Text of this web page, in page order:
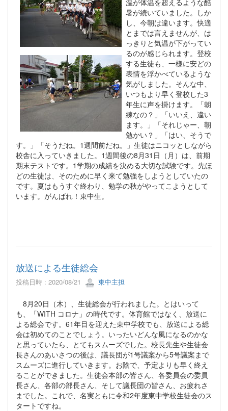
温が体温を超えるような酷
暑が続いていました。しか
し、今朝は違います。快適
とまでは言えませんが、は
っきりと気温が下がってい
るのが感じられます。登校
する生徒も、一様に安どの
表情を浮かべているような
気がしました。そんな中、
いつもより早く登校した3
年生に声を掛けます。「朝
練なの？」「いいえ、違い
ます。」「それじゃー、朝
勉かい？」「はい、そうで
す。」「そうだね。1週間前だね。」生徒はニコッとしながら
校舎に入っていきました。1週間後の8月31日（月）は、前期
期末テストです。1学期の成績を決める大切な試験です。先ほ
どの生徒は、そのために早く来て勉強をしようとしていたの
です。夏はもうすぐ終わり、勉学の秋がやってこようとして
います。がんばれ！東中生。
放送による生徒総会
投稿日時 : 2020/08/21 東中主担
8月20日（木）、生徒総会が行われました。とはいって
も、「WITH コロナ」の時代です。体育館ではなく、放送に
よる総会です。61年目を迎えた東中学校でも、放送による総
会は初めてのことでしょう。いったいどんな風になるのかな
と思っていたら、とてもスムーズでした。校長先生や生徒会
長さんのあいさつの後は、議長団が1号議案から5号議案まで
スムーズに進行していきます。お陰で、予定よりも早く終え
ることができました。生徒会本部の皆さん、各委員会の委員
長さん、各部の部長さん、そして議長団の皆さん、お疲れさ
までした。これで、名実ともに令和2年度東中学校生徒会のス
タートですね。